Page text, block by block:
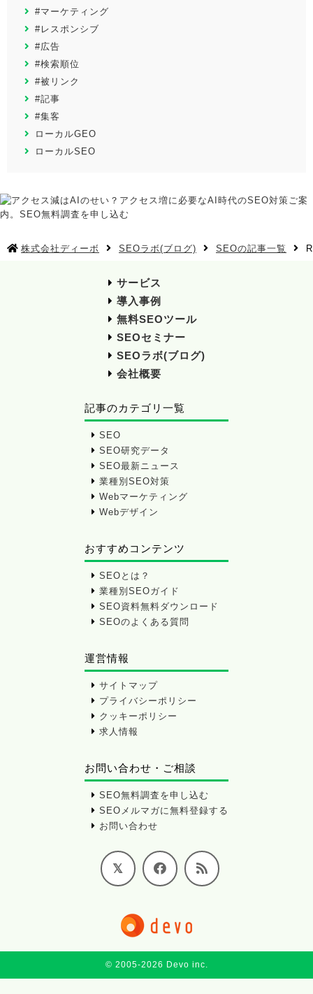
#マーケティング
#レスポンシブ
#広告
#検索順位
#被リンク
#記事
#集客
ローカルGEO
ローカルSEO
株式会社ディーボ SEOラボ(ブログ) SEOの記事一覧
サービス
導入事例
無料SEOツール
SEOセミナー
SEOラボ(ブログ)
会社概要
記事のカテゴリ一覧
SEO
SEO研究データ
SEO最新ニュース
業種別SEO対策
Webマーケティング
Webデザイン
おすすめコンテンツ
SEOとは？
業種別SEOガイド
SEO資料無料ダウンロード
SEOのよくある質問
運営情報
サイトマップ
プライバシーポリシー
クッキーポリシー
求人情報
お問い合わせ・ご相談
SEO無料調査を申し込む
SEOメルマガに無料登録する
お問い合わせ
© 2005-2026 Devo inc.